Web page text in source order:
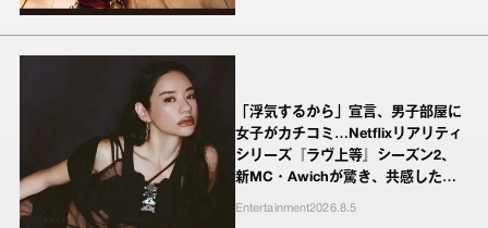
「浮気するから」宣言、男子部屋に
女子がカチコミ…Netflixリアリティ
シリーズ『ラヴ上等』シーズン2、
新MC・Awichが驚き、共感したヤ
Entertainment2026.8.5